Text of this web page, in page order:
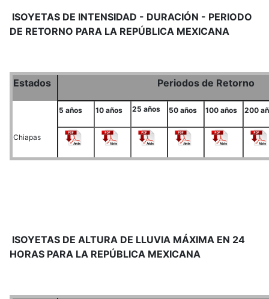
ISOYETAS DE INTENSIDAD - DURACIÓN - PERIODO
DE RETORNO PARA LA REPÚBLICA MEXICANA
Estados Periodos de Retorno
5 años 10 años 25 años 50 años 100 años 200
Chiapas
ISOYETAS DE ALTURA DE LLUVIA MÁXIMA EN 24
HORAS PARA LA REPÚBLICA MEXICANA